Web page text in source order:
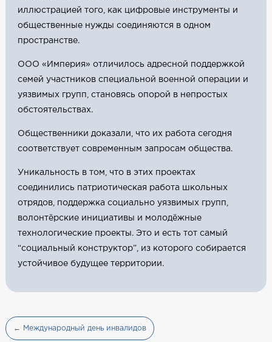
иллюстрацией того, как цифровые инструменты и
общественные нужды соединяются в одном
пространстве.
ООО «Империя» отличилось адресной поддержкой
семей участников специальной военной операции и
уязвимых групп, становясь опорой в непростых
обстоятельствах.
Общественники доказали, что их работа сегодня
соответствует современным запросам общества.
Уникальность в том, что в этих проектах
соединились патриотическая работа школьных
отрядов, поддержка социально уязвимых групп,
волонтёрские инициативы и молодёжные
технологические проекты. Это и есть тот самый
“социальный конструктор”, из которого собирается
устойчивое будущее территории.
← Международный день инвалидов